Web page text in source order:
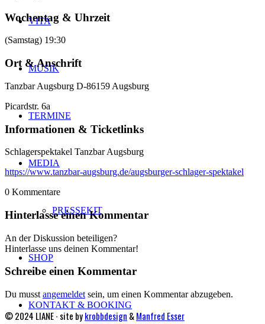
VITA
MUSIK
TERMINE
MEDIA
PRESSEKIT
SHOP
KONTAKT & BOOKING
Wochentag & Uhrzeit
(Samstag) 19:30
Ort & Anschrift
Tanzbar Augsburg D-86159 Augsburg
Picardstr. 6a
Informationen & Ticketlinks
Schlagerspektakel Tanzbar Augsburg
https://www.tanzbar-augsburg.de/augsburger-schlager-spektakel
0 Kommentare
Hinterlasse einen Kommentar
An der Diskussion beteiligen?
Hinterlasse uns deinen Kommentar!
Schreibe einen Kommentar
Du musst angemeldet sein, um einen Kommentar abzugeben.
© 2024 LIANE ∙ site bykrobbdesign &Manfred Esser